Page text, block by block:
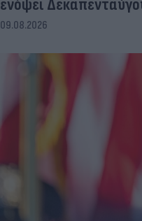
ενόψει
09.08.2026